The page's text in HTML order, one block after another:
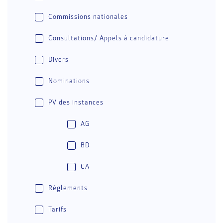
Commissions nationales
Consultations/ Appels à candidature
Divers
Nominations
PV des instances
AG
BD
CA
Règlements
Tarifs